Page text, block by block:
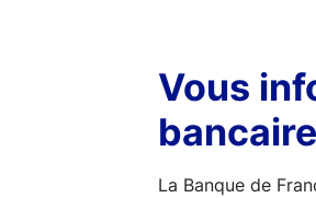
Vous
La Banque de